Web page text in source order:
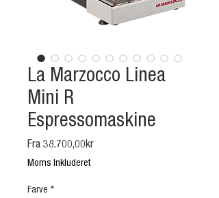
La Marzocco Linea
Mini R
Espressomaskine
Fra 38.700,00krSalgspris
Moms Inkluderet
Farve *